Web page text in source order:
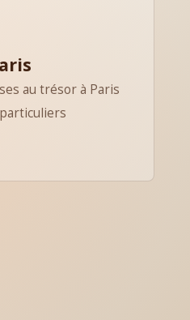
au trésor à Paris